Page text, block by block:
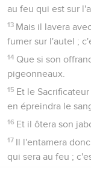
au feu qui est sur
13 Mais il lavera
fumer sur l'autel ;
14 Que si son
pigeonneaux.
15 Et le
en épreindra le
16 Et il ôtera son
17 Il l'entamera
qui sera au feu ;